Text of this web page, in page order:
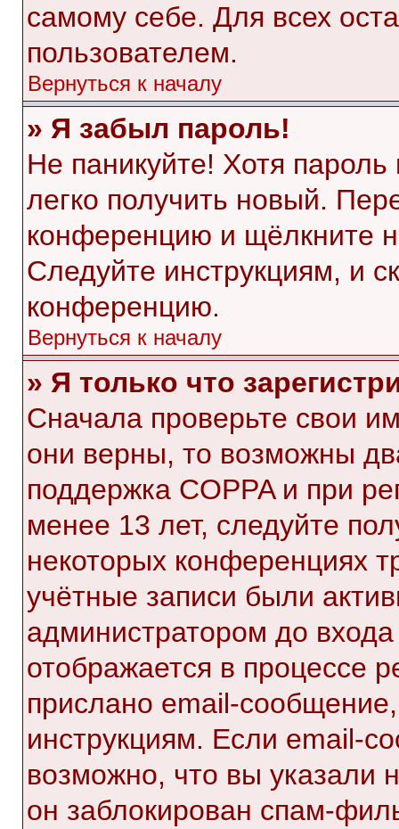
самому себе. Для всех
пользователем.
Вернуться к началу
» Я забыл пароль!
Не паникуйте! Хотя
легко получить новый.
конференцию и щёлкните
Следуйте инструкциям, и
конференцию.
Вернуться к началу
» Я только что
Сначала проверьте свои
они верны, то возможны
поддержка COPPA и при
менее 13 лет, следуйте
некоторых конференциях
учётные записи были
администратором до
отображается в процессе
прислано email-
инструкциям. Если email-
возможно, что вы указали
он заблокирован спам-